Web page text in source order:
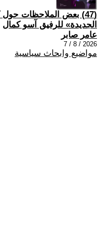
(47) بعض الملاحظات
الجديدة» للرفيق آسو كمال
عامر صابر
2026 / 8 / 7
مواضيع وابحاث سياسية